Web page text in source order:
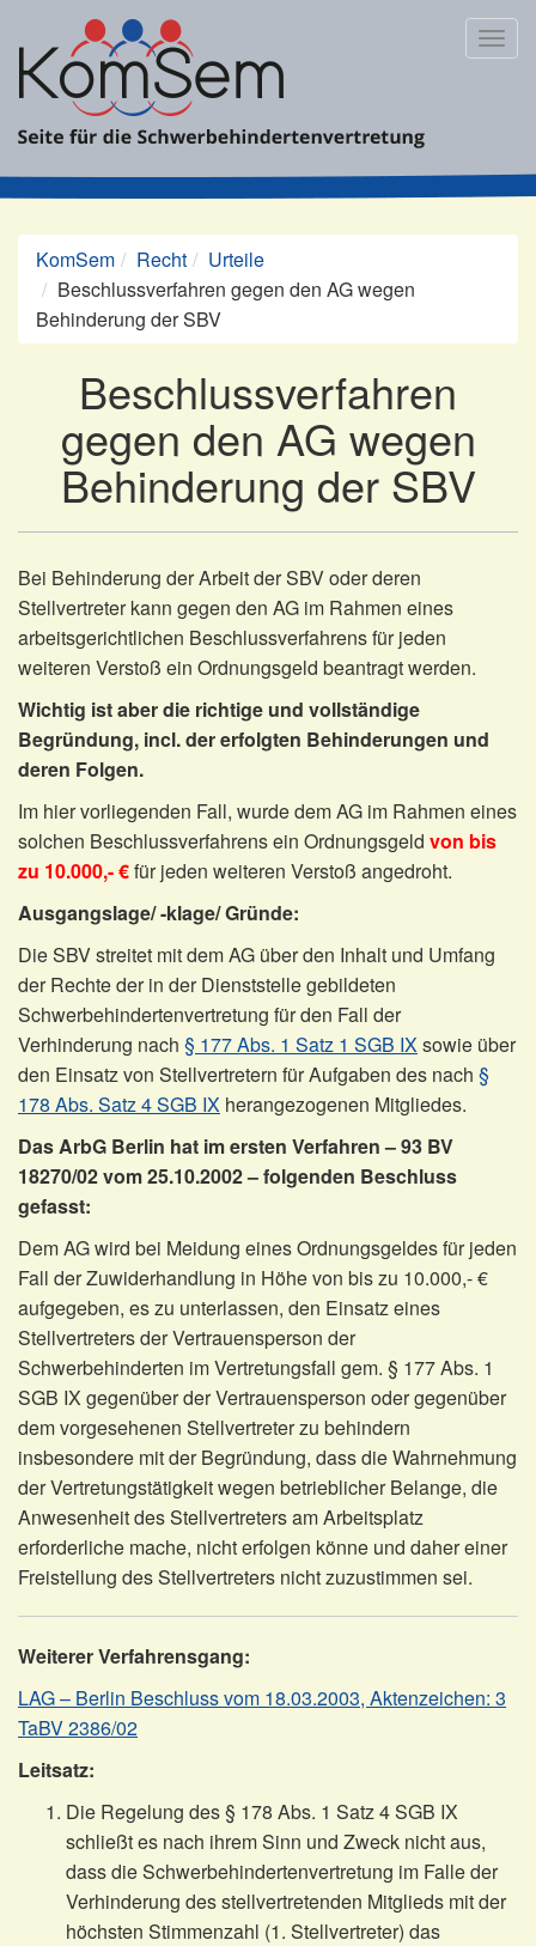
Inhalt
springen
KomSem Recht
Urteile
Beschlussverfahren gegen den AG wegen
Behinderung der SBV
Beschlussverfahren
gegen den AG wegen
Behinderung der SBV
Bei Behinderung der Arbeit der SBV oder deren
Stellvertreter kann gegen den AG im Rahmen eines
arbeitsgerichtlichen Beschlussverfahrens für jeden
weiteren Verstoß ein Ordnungsgeld beantragt werden.
Wichtig ist aber die richtige und vollständige
Begründung, incl. der erfolgten Behinderungen und
deren Folgen.
Im hier vorliegenden Fall, wurde dem AG im Rahmen eines
solchen Beschlussverfahrens ein Ordnungsgeld von bis
zu 10.000,- €für jeden weiteren Verstoß angedroht.
Ausgangslage/ -klage/ Gründe:
Die SBV streitet mit dem AG über den Inhalt und Umfang
der Rechte der in der Dienststelle gebildeten
Schwerbehindertenvertretung für den Fall der
Verhinderung nach § 177 Abs. 1 Satz 1 SGB IXsowie über
den Einsatz von Stellvertretern für Aufgaben des nach §
178 Abs. Satz 4 SGB IX herangezogenen Mitgliedes.
Das ArbG Berlin hat im ersten Verfahren – 93 BV
18270/02 vom 25.10.2002 – folgenden Beschluss
gefasst:
Dem AG wird bei Meidung eines Ordnungsgeldes für jeden
Fall der Zuwiderhandlung in Höhe von bis zu 10.000,- €
aufgegeben, es zu unterlassen, den Einsatz eines
Stellvertreters der Vertrauensperson der
Schwerbehinderten im Vertretungsfall gem. § 177 Abs. 1
SGB IX gegenüber der Vertrauensperson oder gegenüber
dem vorgesehenen Stellvertreter zu behindern
insbesondere mit der Begründung, dass die Wahrnehmung
der Vertretungstätigkeit wegen betrieblicher Belange, die
Anwesenheit des Stellvertreters am Arbeitsplatz
erforderliche mache, nicht erfolgen könne und daher einer
Freistellung des Stellvertreters nicht zuzustimmen sei.
Weiterer Verfahrensgang:
LAG – Berlin Beschluss vom 18.03.2003, Aktenzeichen: 3
TaBV 2386/02
Leitsatz:
Die Regelung des § 178 Abs. 1 Satz 4 SGB IX
schließt es nach ihrem Sinn und Zweck nicht aus,
dass die Schwerbehindertenvertretung im Falle der
Verhinderung des stellvertretenden Mitglieds mit der
höchsten Stimmenzahl (1. Stellvertreter) das